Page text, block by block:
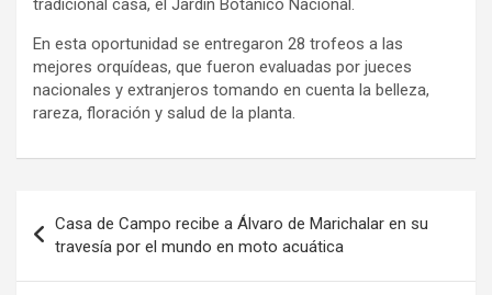
tradicional casa, el Jardín Botánico Nacional.
En esta oportunidad se entregaron 28 trofeos a las
mejores orquídeas, que fueron evaluadas por jueces
nacionales y extranjeros tomando en cuenta la belleza,
rareza, floración y salud de la planta.
de
entradas
Casa de Campo recibe a Álvaro de Marichalar en su
travesía por el mundo en moto acuática